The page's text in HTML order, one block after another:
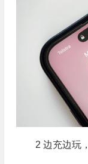
2 边充边玩